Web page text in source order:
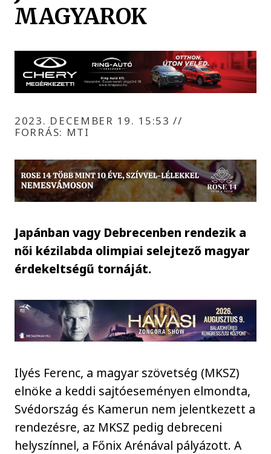
MAGYAROK
2023. DECEMBER 19. 15:53//
FORRÁS: MTI
Japánban vagy Debrecenben rendezik a
női kézilabda olimpiai selejtező magyar
érdekeltségű tornáját.
Ilyés Ferenc, a magyar szövetség (MKSZ)
elnöke a keddi sajtóeseményen elmondta,
Svédország és Kamerun nem jelentkezett a
rendezésre, az MKSZ pedig debreceni
helyszínnel, a Főnix Arénával pályázott. A